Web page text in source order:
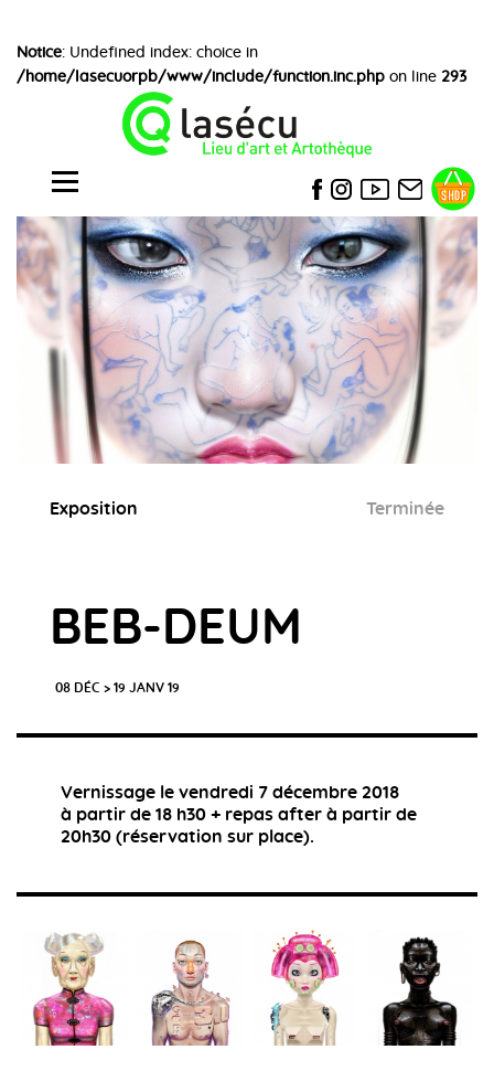
Notice: Undefined index: choice in
/home/lasecuorpb/www/include/function.inc.php on line 293
Exposition Terminée
BEB-DEUM
08 DÉC > 19 JANV 19
Vernissage le vendredi 7 décembre 2018
à partir de 18 h30 + repas after à partir de
20h30 (réservation sur place).